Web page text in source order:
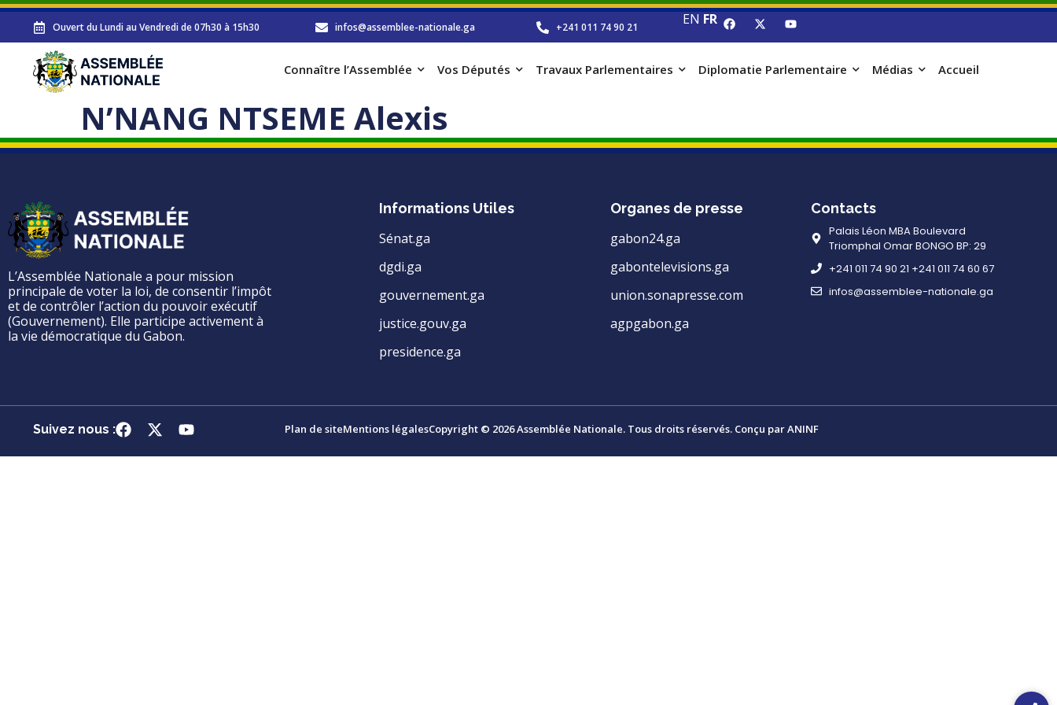
Ouvert du Lundi au Vendredi de 07h30 à 15h30 infos@assemblee-nationale.ga +241 011 74 90 21 EN FR
Connaître l’Assemblée Vos Députés Travaux Parlementaires Diplomatie Parlementaire Médias Accueil
N’NANG NTSEME Alexis
L’Assemblée Nationale a pour mission
principale de voter la loi, de consentir l’impôt
et de contrôler l’action du pouvoir exécutif
(Gouvernement). Elle participe activement à
la vie démocratique du Gabon.
Informations Utiles
Sénat.ga
dgdi.ga
gouvernement.ga
justice.gouv.ga
presidence.ga
Organes de presse
gabon24.ga
gabontelevisions.ga
union.sonapresse.com
agpgabon.ga
Contacts
Palais Léon MBA Boulevard
Triomphal Omar BONGO BP: 29
+241 011 74 90 21 +241 011 74 60 67
infos@assemblee-nationale.ga
Suivez nous : Plan de siteMentions légalesCopyright © 2026 Assemblée Nationale. Tous droits réservés. Conçu par ANINF